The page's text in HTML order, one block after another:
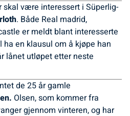
skal være interessert i Süperlig-
. Både Real madrid,
er meldt blant interesserte
ha en klausul om å kjøpe han
lånet utløpet etter neste
de 25 år gamle
Olsen, som kommer fra
gjennom vinteren, og har